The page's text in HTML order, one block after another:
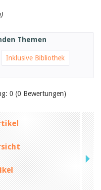
Themen
Inklusive Bibliothek
0 (0 Bewertungen)